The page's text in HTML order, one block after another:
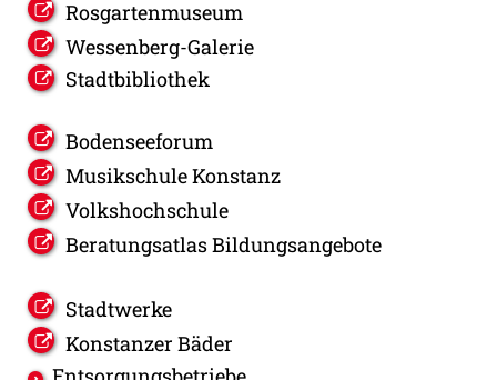
Rosgartenmuseum
Wessenberg-Galerie
Stadtbibliothek
Bodenseeforum
Musikschule Konstanz
Volkshochschule
Beratungsatlas Bildungsangebote
Stadtwerke
Konstanzer Bäder